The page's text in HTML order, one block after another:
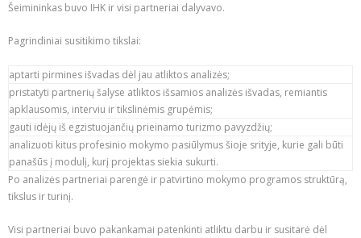
Šeimininkas buvo IHK ir visi partneriai dalyvavo.
Pagrindiniai susitikimo tikslai:
aptarti pirmines išvadas dėl jau atliktos analizės;
pristatyti partnerių šalyse atliktos išsamios analizės išvadas, remiantis
apklausomis, interviu ir tikslinėmis grupėmis;
gauti idėjų iš egzistuojančių prieinamo turizmo pavyzdžių;
analizuoti kitus profesinio mokymo pasiūlymus šioje srityje, kurie gali būti
panašūs į modulį, kurį projektas siekia sukurti.
Po analizės partneriai parengė ir patvirtino mokymo programos struktūrą,
tikslus ir turinį.
Visi partneriai buvo pakankamai patenkinti atliktu darbu ir susitarė dėl